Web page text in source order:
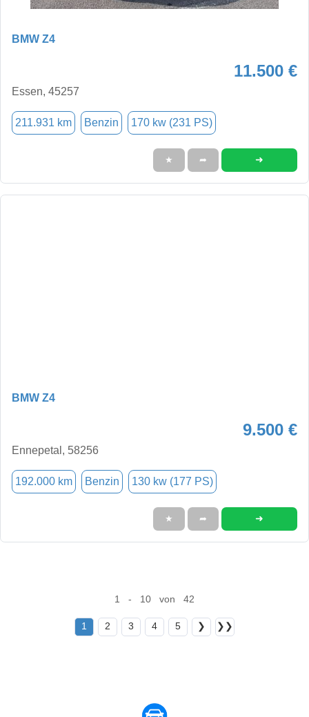
BMW Z4
11.500 €
Essen, 45257
211.931 km Benzin 170 kw (231 PS)
★ ➦ ➜
BMW Z4
9.500 €
Ennepetal, 58256
192.000 km Benzin 130 kw (177 PS)
★ ➦ ➜
1 - 10 von 42
1 2 3 4 5 ❯ ❯❯